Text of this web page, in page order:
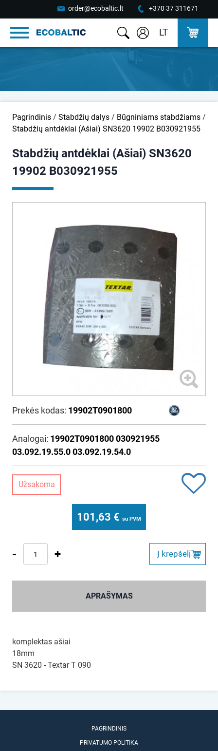
order@ecobaltic.lt +370 37 311671
LT
Pagrindinis / Stabdžių dalys / Būgniniams stabdžiams /
Stabdžių antdėklai (Ašiai) SN3620 19902 B030921955
Stabdžių antdėklai (Ašiai) SN3620
19902 B030921955
Prekės kodas: 19902T0901800
Analogai: 19902T0901800 030921955
03.092.19.55.0 03.092.19.54.0
Užsakoma
101,63 € su PVM
- + Į krepšelį
APRAŠYMAS
komplektas ašiai
18mm
SN 3620 - Textar T 090
PAGRINDINIS
PRIVATUMO POLITIKA